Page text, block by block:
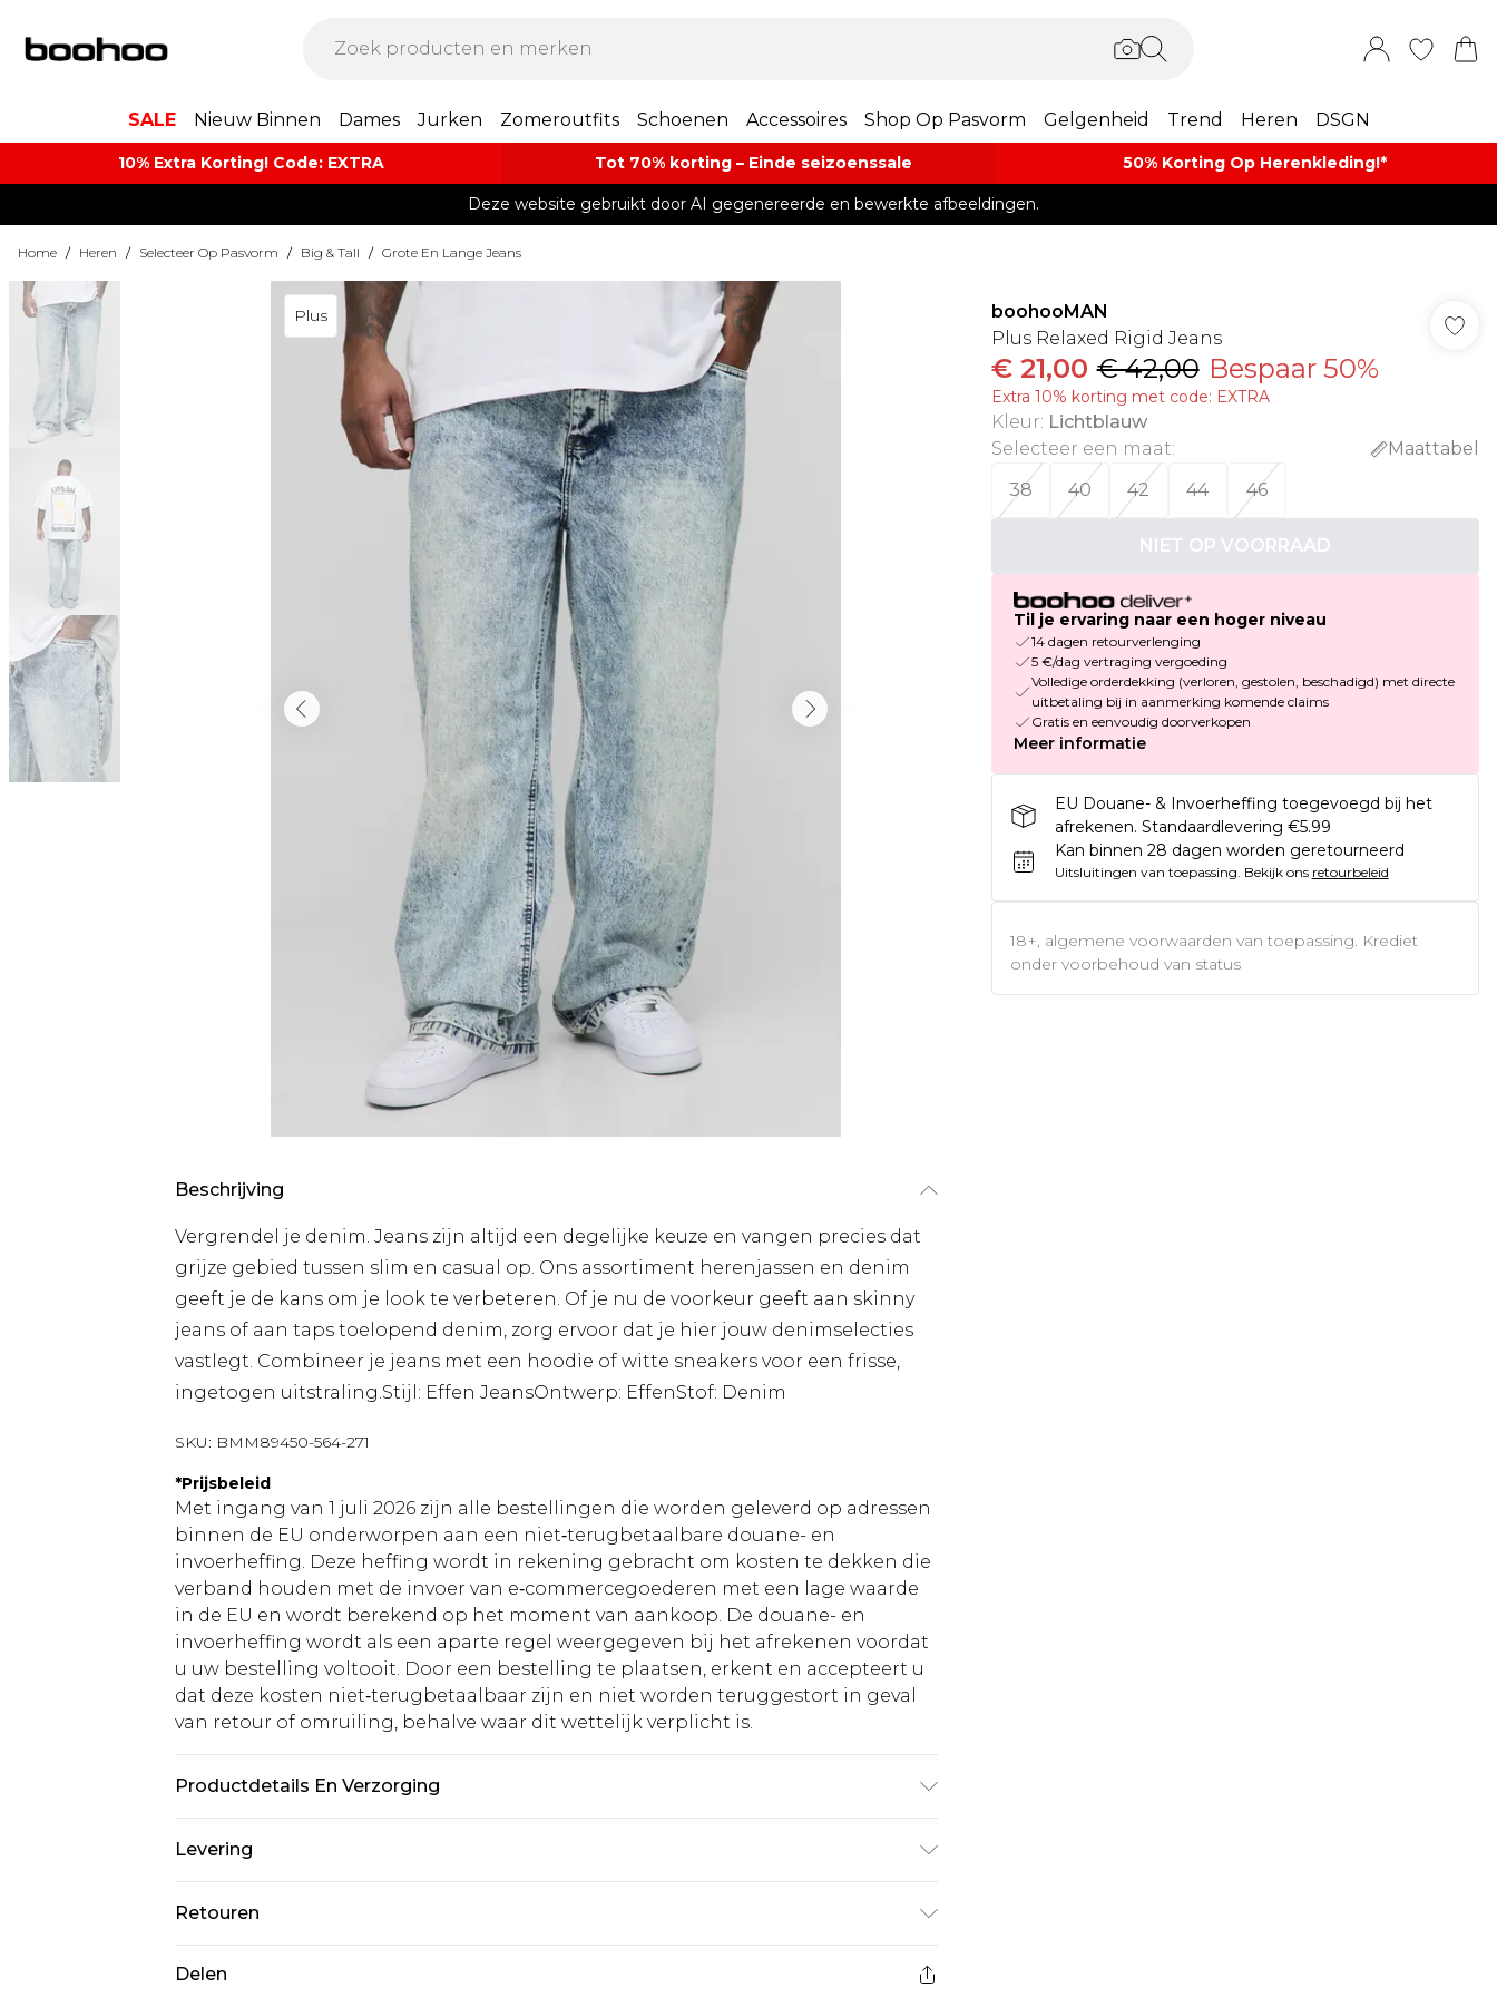
SALE Nieuw Binnen Dames Jurken Zomeroutfits Schoenen Accessoires Shop Op Pasvorm Gelgenheid Trend Heren DSGN
10% Extra Korting! Code: EXTRA​ Tot 70% korting – Einde seizoenssale 50% Korting Op Herenkleding​!*​
Deze website gebruikt door AI gegenereerde en bewerkte afbeeldingen.
Home / Heren / Selecteer Op Pasvorm / Big & Tall / Grote En Lange Jeans
Plus
Beschrijving
Vergrendel je denim. Jeans zijn altijd een degelijke keuze en vangen precies dat
grijze gebied tussen slim en casual op. Ons assortiment herenjassen en denim
geeft je de kans om je look te verbeteren. Of je nu de voorkeur geeft aan skinny
jeans of aan taps toelopend denim, zorg ervoor dat je hier jouw denimselecties
vastlegt. Combineer je jeans met een hoodie of witte sneakers voor een frisse,
ingetogen uitstraling.Stijl: Effen JeansOntwerp: EffenStof: Denim
SKU: BMM89450-564-271
*Prijsbeleid
Met ingang van 1 juli 2026 zijn alle bestellingen die worden geleverd op adressen
binnen de EU onderworpen aan een niet‑terugbetaalbare douane- en
invoerheffing. Deze heffing wordt in rekening gebracht om kosten te dekken die
verband houden met de invoer van e‑commercegoederen met een lage waarde
in de EU en wordt berekend op het moment van aankoop. De douane- en
invoerheffing wordt als een aparte regel weergegeven bij het afrekenen voordat
u uw bestelling voltooit. Door een bestelling te plaatsen, erkent en accepteert u
dat deze kosten niet‑terugbetaalbaar zijn en niet worden teruggestort in geval
van retour of omruiling, behalve waar dit wettelijk verplicht is.
Productdetails En Verzorging
Levering
Standaardlevering Nederland
€5.99
Expressdienst Nederland
€14.99
Retouren
Delen
boohooMAN
Plus Relaxed Rigid Jeans
€ 21,00 € 42,00 Bespaar 50%
Extra 10% korting met code: EXTRA
Kleur: Lichtblauw
Selecteer een maat:
Maattabel
38
40 42 44 46
NIET OP VOORRAAD
Til je ervaring naar een hoger niveau
14 dagen retourverlenging
5 €/dag vertraging vergoeding
Volledige orderdekking (verloren, gestolen, beschadigd) met directe
uitbetaling bij in aanmerking komende claims
Gratis en eenvoudig doorverkopen
Meer informatie
EU Douane- & Invoerheffing toegevoegd bij het
afrekenen. Standaardlevering €5.99
Kan binnen 28 dagen worden geretourneerd
Uitsluitingen van toepassing. Bekijk ons retourbeleid
18+, algemene voorwaarden van toepassing. Krediet
onder voorbehoud van status